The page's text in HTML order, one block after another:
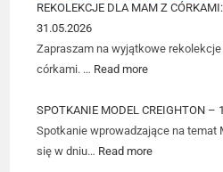
REKOLEKCJE DLA MAM Z
31.05.2026
Zapraszam na wyjątkowe
córkami. … Read more
SPOTKANIE MODEL CREIGHTON –
Spotkanie wprowadzające na temat
się w dniu… Read more